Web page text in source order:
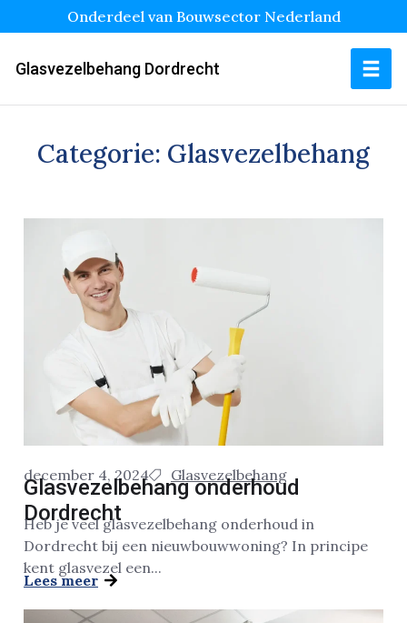
Onderdeel van Bouwsector Nederland
Glasvezelbehang Dordrecht
Categorie: Glasvezelbehang
december 4, 2024 Glasvezelbehang
Glasvezelbehang onderhoud
Dordrecht
Heb je veel glasvezelbehang onderhoud in
Dordrecht bij een nieuwbouwwoning? In principe
kent glasvezel een...
Lees meer